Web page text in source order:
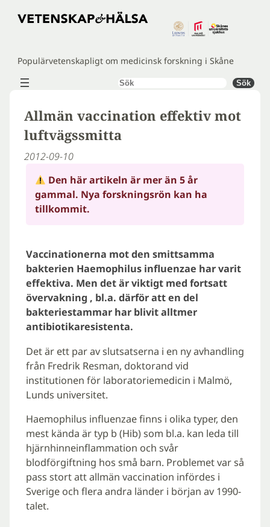
Hoppa
Populärvetenskapligt om medicinsk forskning i Skåne
Sök Sök
Allmän vaccination effektiv mot
luftvägssmitta
2012-09-10
Den här artikeln är mer än 5 år
gammal. Nya forskningsrön kan ha
tillkommit.
Vaccinationerna mot den smittsamma
bakterien Haemophilus influenzae har varit
effektiva. Men det är viktigt med fortsatt
övervakning , bl.a. därför att en del
bakteriestammar har blivit alltmer
antibiotikaresistenta.
Det är ett par av slutsatserna i en ny avhandling
från Fredrik Resman, doktorand vid
institutionen för laboratoriemedicin i Malmö,
Lunds universitet.
Haemophilus influenzae finns i olika typer, den
mest kända är typ b (Hib) som bl.a. kan leda till
hjärnhinneinflammation och svår
blodförgiftning hos små barn. Problemet var så
pass stort att allmän vaccination infördes i
Sverige och flera andra länder i början av 1990-
talet.